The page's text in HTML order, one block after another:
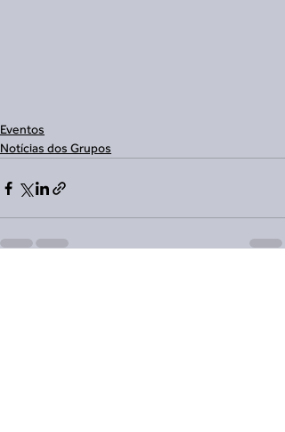
Eventos
Notícias dos Grupos